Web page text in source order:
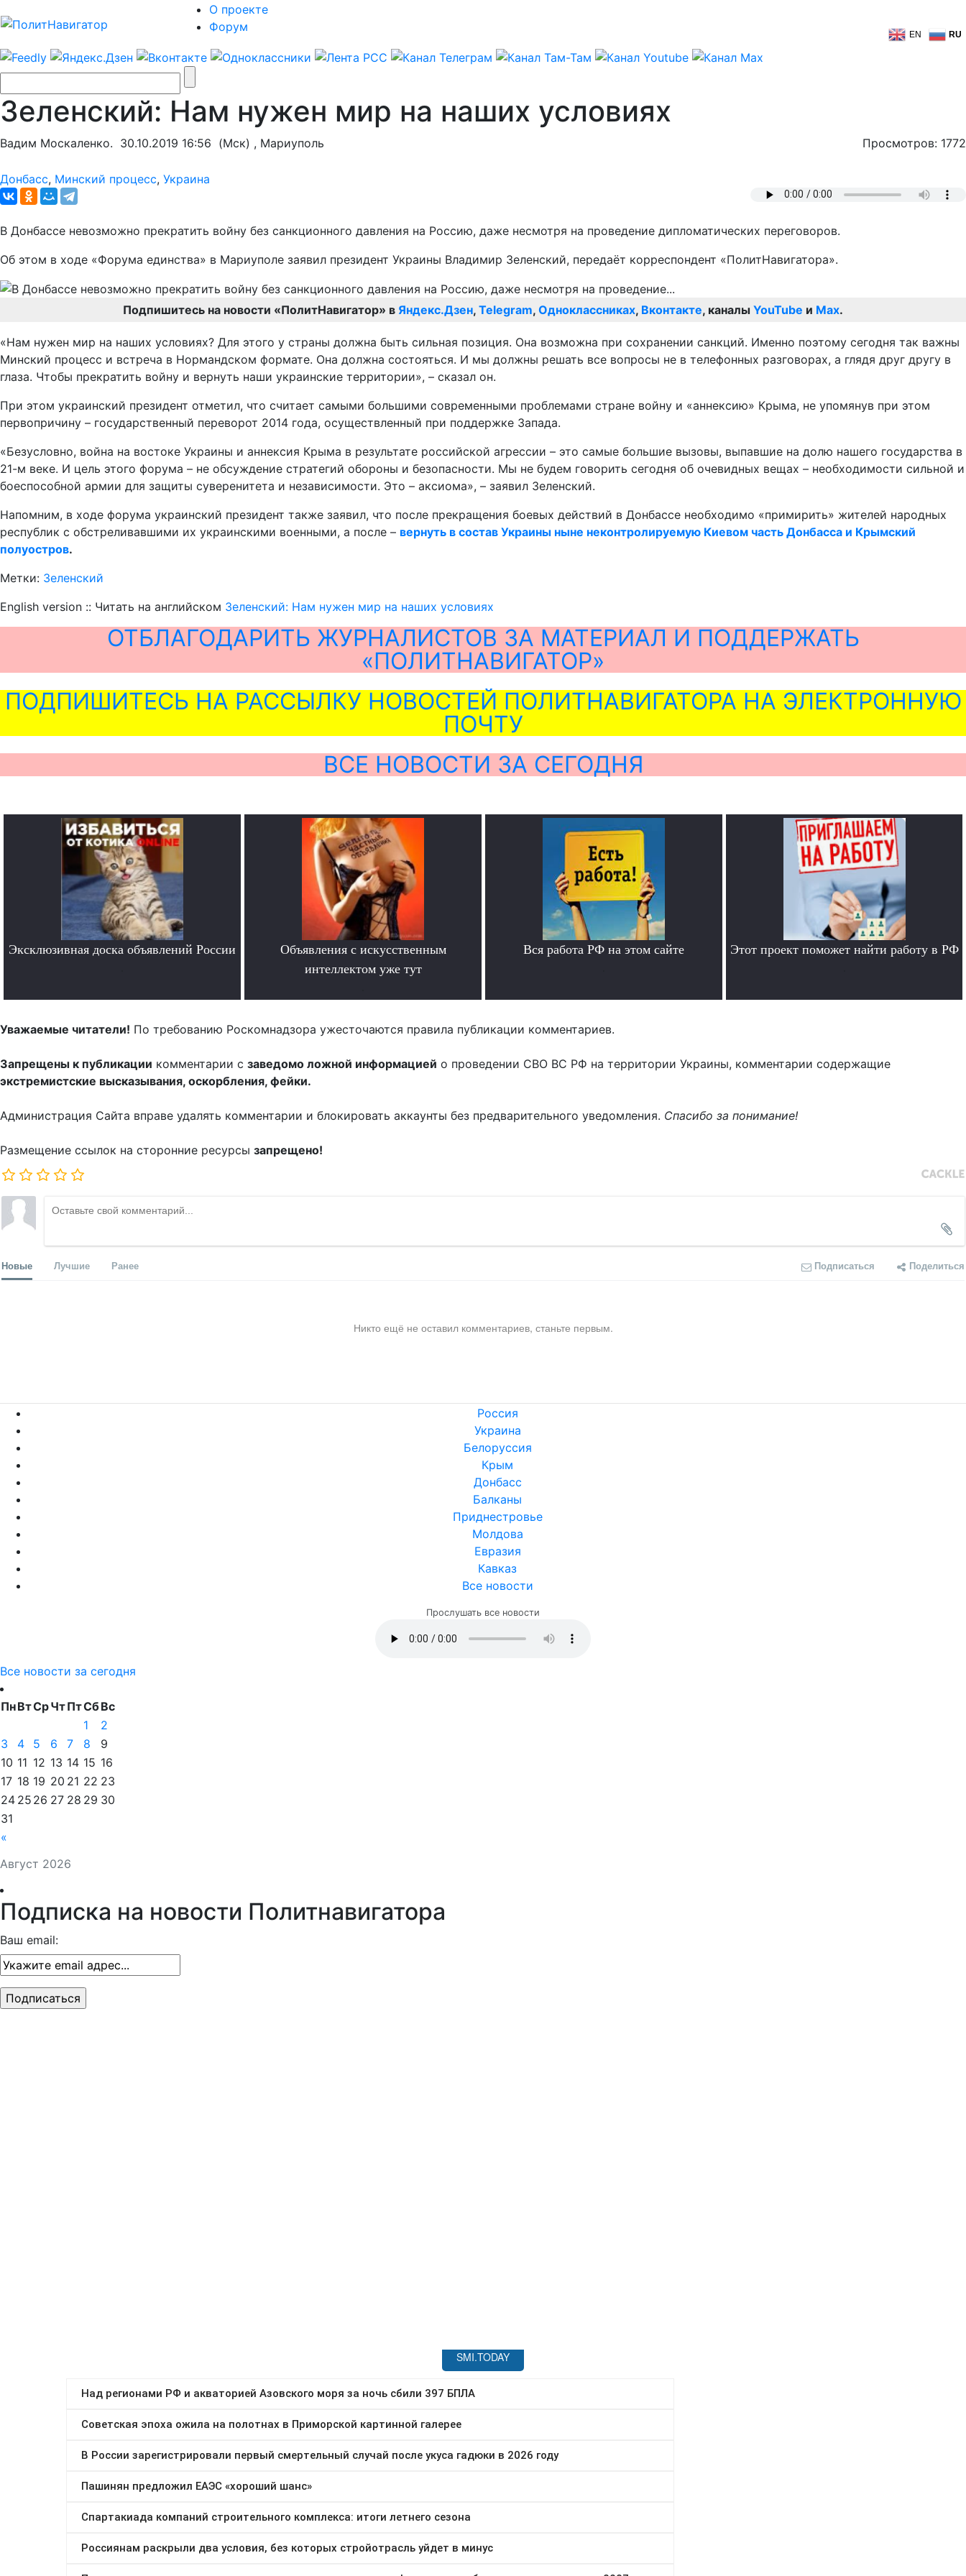
О проекте
Форум
EN RU
Зеленский: Нам нужен мир на наших условиях
Вадим Москаленко. 30.10.2019 16:56 (Мск) , Мариуполь Просмотров: 1772
Донбасс, Минский процесс, Украина
В Донбассе невозможно прекратить войну без санкционного давления на Россию, даже несмотря на проведение дипломатических переговоров.
Об этом в ходе «Форума единства» в Мариуполе заявил президент Украины Владимир Зеленский, передаёт корреспондент «ПолитНавигатора».
Подпишитесь на новости «ПолитНавигатор» в Яндекс.Дзен, Telegram, Одноклассниках, Вконтакте, каналы YouTube и Max.
«Нам нужен мир на наших условиях? Для этого у страны должна быть сильная позиция. Она возможна при сохранении санкций. Именно поэтому сегодня так важны
Минский процесс и встреча в Нормандском формате. Она должна состояться. И мы должны решать все вопросы не в телефонных разговорах, а глядя друг другу в
глаза. Чтобы прекратить войну и вернуть наши украинские территории», – сказал он.
При этом украинский президент отметил, что считает самыми большими современными проблемами стране войну и «аннексию» Крыма, не упомянув при этом
первопричину – государственный переворот 2014 года, осуществленный при поддержке Запада.
«Безусловно, война на востоке Украины и аннексия Крыма в результате российской агрессии – это самые большие вызовы, выпавшие на долю нашего государства в
21-м веке. И цель этого форума – не обсуждение стратегий обороны и безопасности. Мы не будем говорить сегодня об очевидных вещах – необходимости сильной и
боеспособной армии для защиты суверенитета и независимости. Это – аксиома», – заявил Зеленский.
Напомним, в ходе форума украинский президент также заявил, что после прекращения боевых действий в Донбассе необходимо «примирить» жителей народных
республик с обстреливавшими их украинскими военными, а после – вернуть в состав Украины ныне неконтролируемую Киевом часть Донбасса и Крымский
полуостров.
Метки: Зеленский
English version :: Читать на английском Зеленский: Нам нужен мир на наших условиях
ОТБЛАГОДАРИТЬ ЖУРНАЛИСТОВ ЗА МАТЕРИАЛ И ПОДДЕРЖАТЬ
«ПОЛИТНАВИГАТОР»
ПОДПИШИТЕСЬ НА РАССЫЛКУ НОВОСТЕЙ ПОЛИТНАВИГАТОРА НА ЭЛЕКТРОННУЮ
ПОЧТУ
ВСЕ НОВОСТИ ЗА СЕГОДНЯ
Эксклюзивная доска объявлений России
Объявления с искусственным
интеллектом уже тут
Вся работа РФ на этом сайте Этот проект поможет найти работу в РФ
Уважаемые читатели! По требованию Роскомнадзора ужесточаются правила публикации комментариев.
Запрещены к публикации комментарии с заведомо ложной информацией о проведении СВО ВС РФ на территории Украины, комментарии содержащие
экстремистские высказывания, оскорбления, фейки.
Администрация Сайта вправе удалять комментарии и блокировать аккаунты без предварительного уведомления. Спасибо за понимание!
Размещение ссылок на сторонние ресурсы запрещено!
Новые Лучшие Ранее Подписаться Поделиться
Никто ещё не оставил комментариев, станьте первым.
Россия
Украина
Белоруссия
Крым
Донбасс
Балканы
Приднестровье
Молдова
Евразия
Кавказ
Все новости
Прослушать все новости
Все новости за сегодня
Август 2026
ПнВтСрЧтПтСбВс
«
1
2
3
4 5 6 7 8
9
10 11 12 13 14 15 16
17 18 19 20 21 22 23
24 25 26 27 28 29 30
31
Подписка на новости Политнавигатора
Ваш email: